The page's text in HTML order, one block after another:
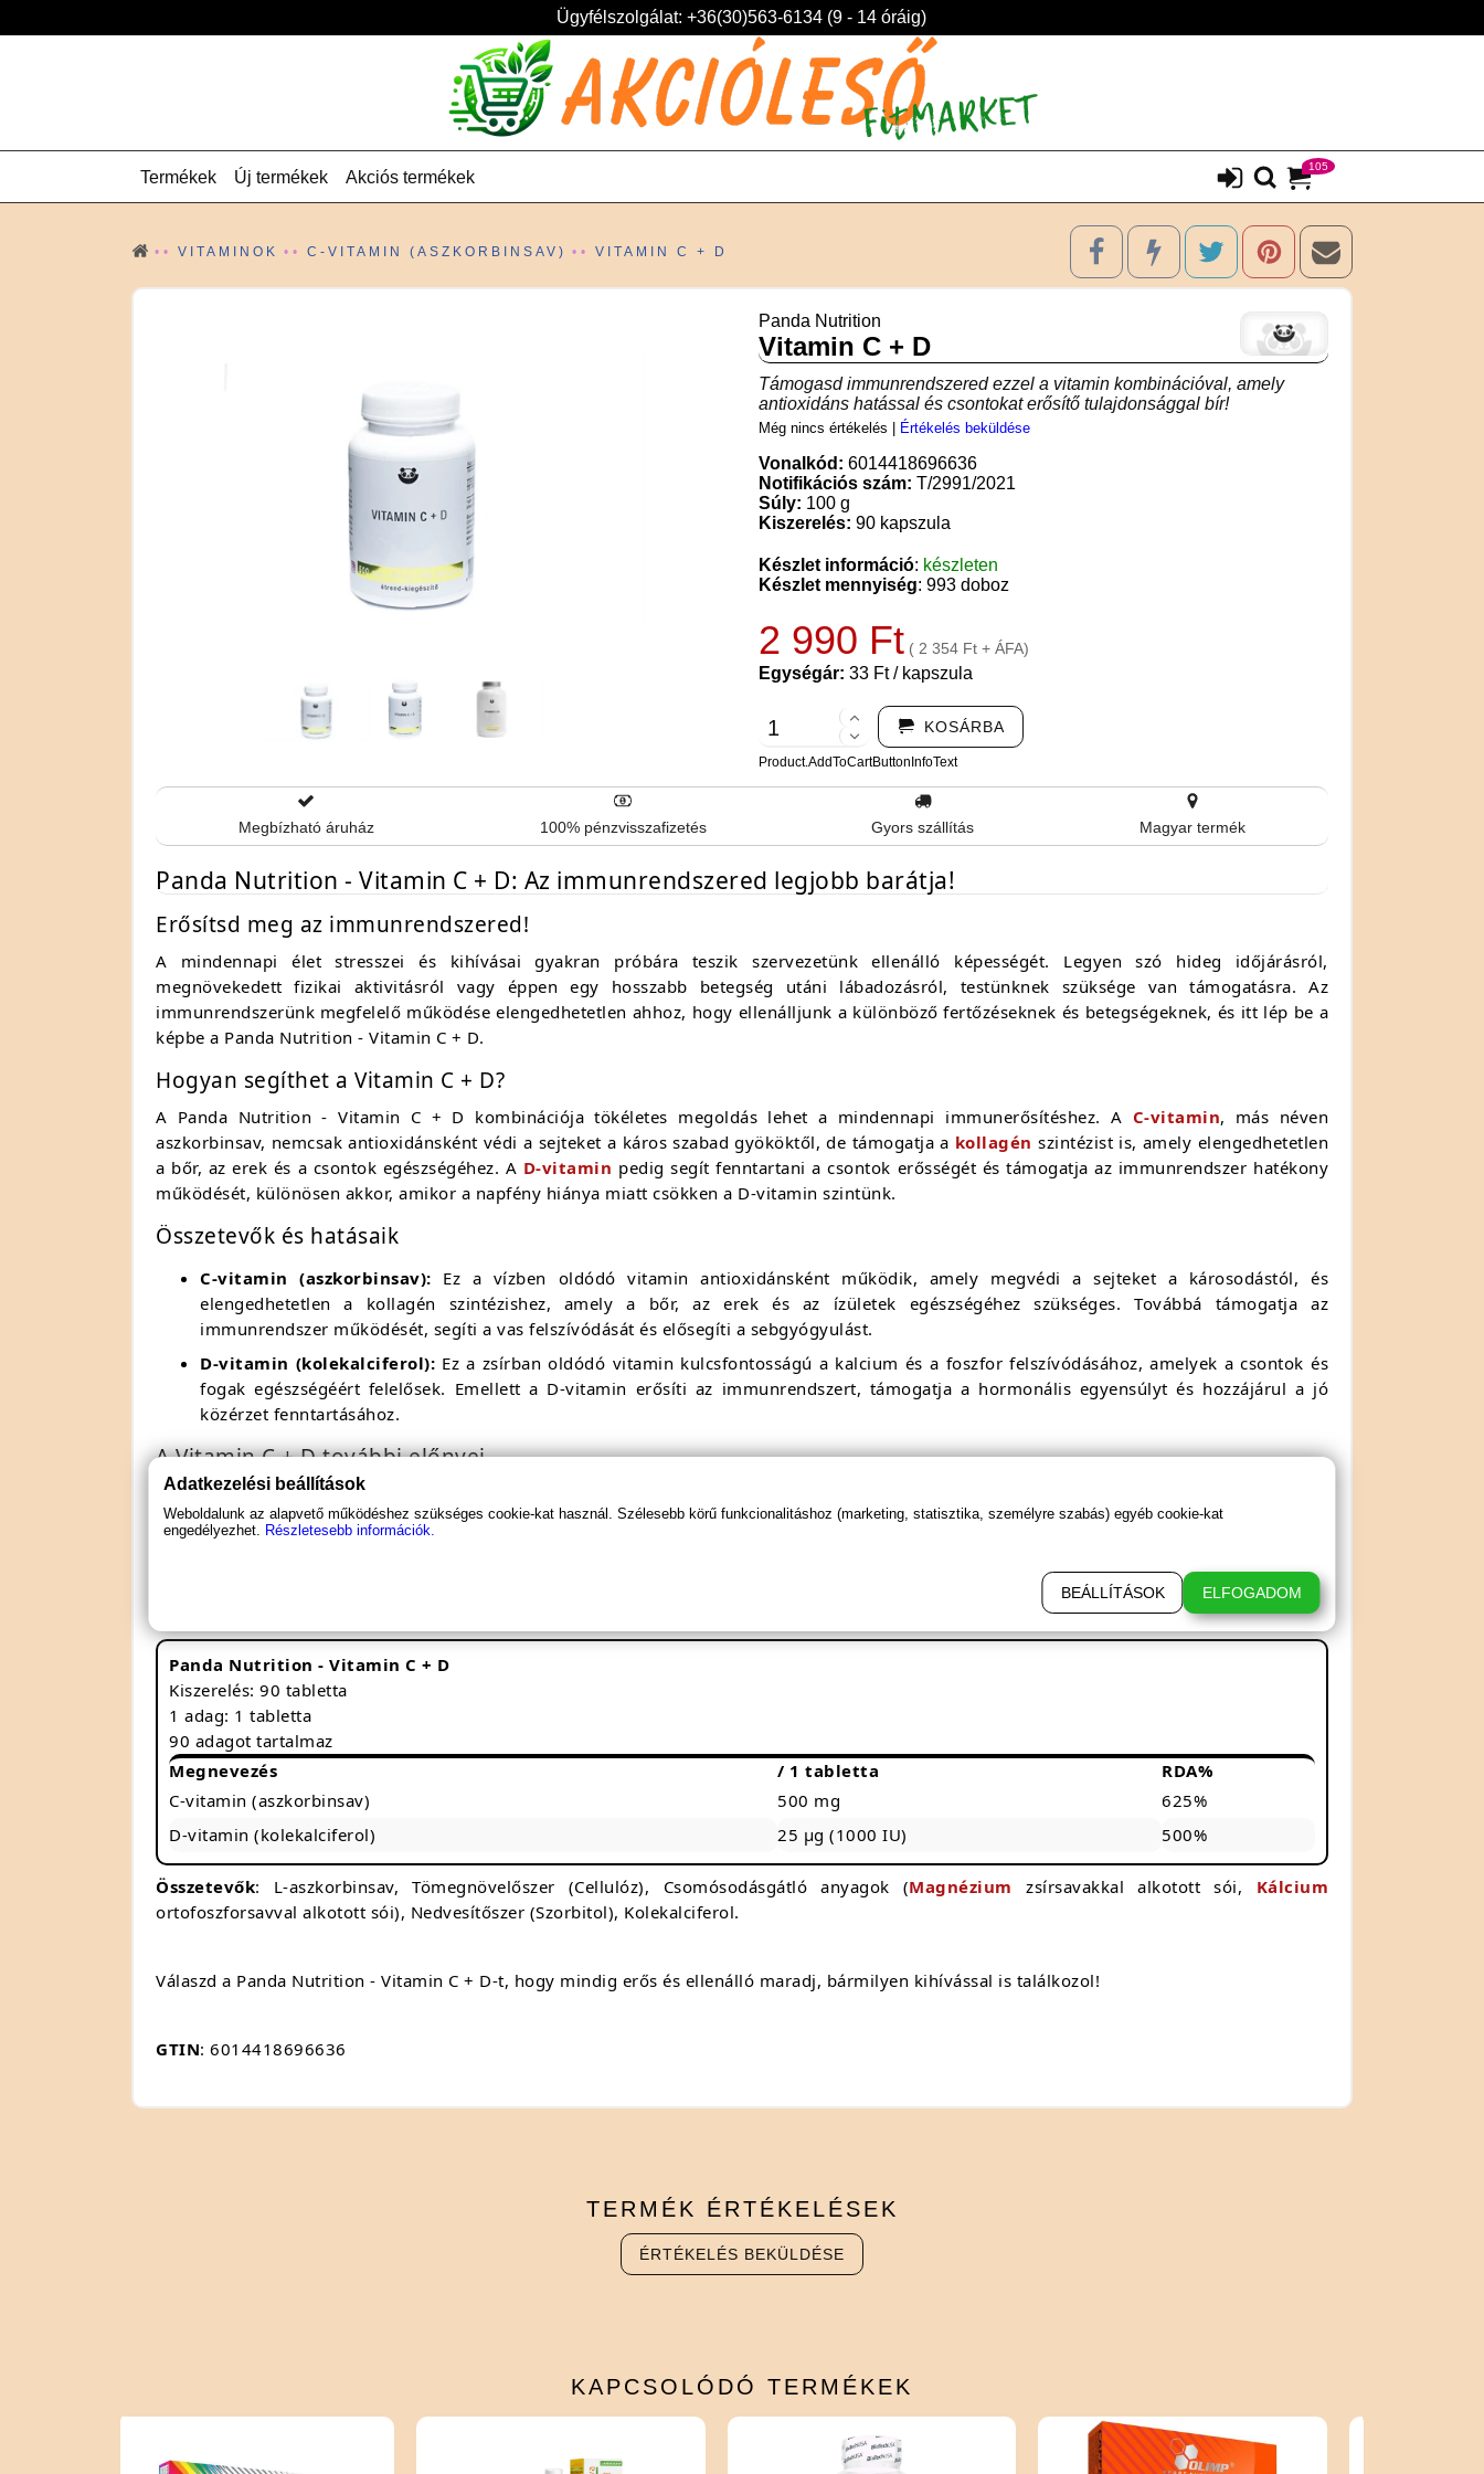
Ügyfélszolgálat: +36(30)563-6134 (9 - 14 óráig)
105
Termékek Új termékek Akciós termékek
VITAMINOK C-VITAMIN (ASZKORBINSAV) VITAMIN C + D
Panda Nutrition
Vitamin C + D
Támogasd immunrendszered ezzel a vitamin kombinációval, amely
antioxidáns hatással és csontokat erősítő tulajdonsággal bír!
Még nincs értékelés Értékelés beküldése
Vonalkód: 6014418696636
Notifikációs szám: T/2991/2021
Súly: 100 g
Kiszerelés: 90 kapszula
Készlet információ: készleten
Készlet mennyiség: 993 doboz
2 990 Ft ( 2 354 Ft + ÁFA)
Egységár: 33 Ft / kapszula
KOSÁRBA
Product.AddToCartButtonInfoText
Megbízható áruház 100% pénzvisszafizetés Gyors szállítás Magyar termék
Panda Nutrition - Vitamin C + D: Az immunrendszered legjobb barátja!
Erősítsd meg az immunrendszered!
A mindennapi élet stresszei és kihívásai gyakran próbára teszik szervezetünk ellenálló képességét. Legyen szó hideg időjárásról,
megnövekedett fizikai aktivitásról vagy éppen egy hosszabb betegség utáni lábadozásról, testünknek szüksége van támogatásra. Az
immunrendszerünk megfelelő működése elengedhetetlen ahhoz, hogy ellenálljunk a különböző fertőzéseknek és betegségeknek, és itt lép be a
képbe a Panda Nutrition - Vitamin C + D.
Hogyan segíthet a Vitamin C + D?
A Panda Nutrition - Vitamin C + D kombinációja tökéletes megoldás lehet a mindennapi immunerősítéshez. A C-vitamin, más néven
aszkorbinsav, nemcsak antioxidánsként védi a sejteket a káros szabad gyököktől, de támogatja a kollagén szintézist is, amely elengedhetetlen
a bőr, az erek és a csontok egészségéhez. A D-vitamin pedig segít fenntartani a csontok erősségét és támogatja az immunrendszer hatékony
működését, különösen akkor, amikor a napfény hiánya miatt csökken a D-vitamin szintünk.
Összetevők és hatásaik
C-vitamin (aszkorbinsav): Ez a vízben oldódó vitamin antioxidánsként működik, amely megvédi a sejteket a károsodástól, és
elengedhetetlen a kollagén szintézishez, amely a bőr, az erek és az ízületek egészségéhez szükséges. Továbbá támogatja az
immunrendszer működését, segíti a vas felszívódását és elősegíti a sebgyógyulást.
D-vitamin (kolekalciferol): Ez a zsírban oldódó vitamin kulcsfontosságú a kalcium és a foszfor felszívódásához, amelyek a csontok és
fogak egészségéért felelősek. Emellett a D-vitamin erősíti az immunrendszert, támogatja a hormonális egyensúlyt és hozzájárul a jó
közérzet fenntartásához.
A Vitamin C + D további előnyei
Elősegíti a bőr és a kötőszövetek egészségét.
Panda Nutrition - Vitamin C + D
Kiszerelés: 90 tabletta
1 adag: 1 tabletta
90 adagot tartalmaz
Megnevezés
/ 1 tabletta
RDA%
C-vitamin (aszkorbinsav)
500 mg
625%
D-vitamin (kolekalciferol)
25 µg (1000 IU) 500%
Összetevők: L-aszkorbinsav, Tömegnövelőszer (Cellulóz), Csomósodásgátló anyagok (Magnézium zsírsavakkal alkotott sói, Kálcium
ortofoszforsavval alkotott sói), Nedvesítőszer (Szorbitol), Kolekalciferol.
Válaszd a Panda Nutrition - Vitamin C + D-t, hogy mindig erős és ellenálló maradj, bármilyen kihívással is találkozol!
GTIN: 6014418696636
TERMÉK ÉRTÉKELÉSEK
ÉRTÉKELÉS BEKÜLDÉSE
KAPCSOLÓDÓ TERMÉKEK
Adatkezelési beállítások
Weboldalunk az alapvető működéshez szükséges cookie-kat használ. Szélesebb körű funkcionalitáshoz (marketing, statisztika, személyre szabás) egyéb cookie-kat
engedélyezhet. Részletesebb információk.
BEÁLLÍTÁSOK ELFOGADOM